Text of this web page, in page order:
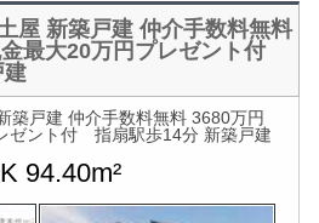
屋 新築戸建 仲介手数料無料
最大20万円プレゼント付
建
築戸建 仲介手数料無料 3680万円
ゼント付 指扇駅歩14分 新築戸建
94.40m²